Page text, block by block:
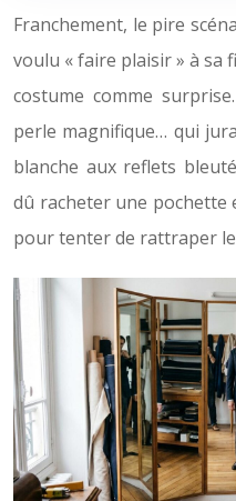
Franchement, le pire
voulu « faire plaisir » à sa
costume comme
perle magnifique… qui
blanche aux reflets
dû racheter une pochette
pour tenter de rattraper le